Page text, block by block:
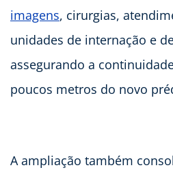
imagens, cirurgias,
unidades de internação e
assegurando a
poucos metros do novo
A ampliação também